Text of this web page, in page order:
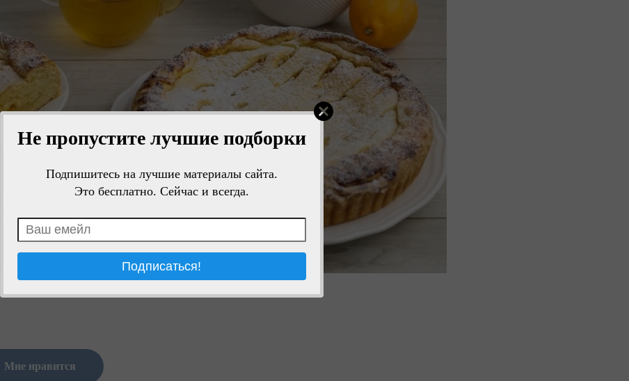
Не пропустите лучшие подборки
Подпишитесь на лучшие материалы сайта.
Это бесплатно. Сейчас и всегда.
Мне нравится